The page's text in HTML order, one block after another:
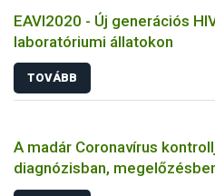
EAVI2020 - Új generációs
laboratóriumi állatokon
TOVÁBB
A madár Coronavírus
diagnózisban,